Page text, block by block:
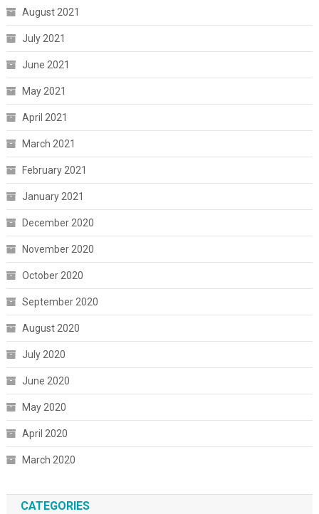
August 2021
July 2021
June 2021
May 2021
April 2021
March 2021
February 2021
January 2021
December 2020
November 2020
October 2020
September 2020
August 2020
July 2020
June 2020
May 2020
April 2020
March 2020
CATEGORIES